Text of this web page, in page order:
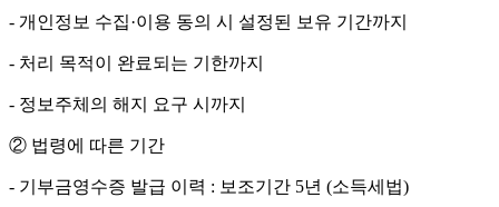
- 개인정보 수집·이용 동의 시 설정된 보유 기간까지
- 처리 목적이 완료되는 기한까지
- 정보주체의 해지 요구 시까지
② 법령에 따른 기간
- 기부금영수증 발급 이력 : 보조기간 5년 (소득세법)